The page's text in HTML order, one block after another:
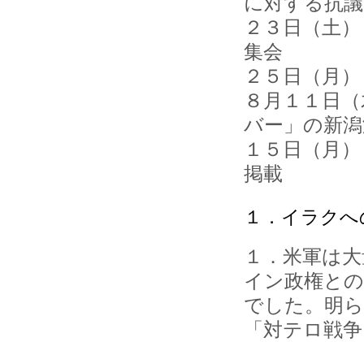
２３日（土
集会
２５日（月
８月１１日
バー」の新
１５日（月
掲載
１．イラク
１．米軍は
イン政権と
でした。明
「対テロ戦